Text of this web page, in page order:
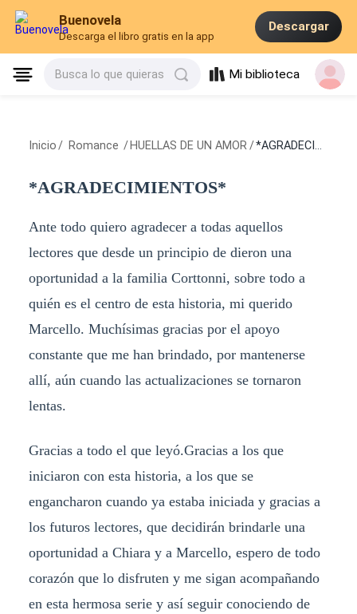
Buenovela
Descarga el libro gratis en la app
Descargar
Busca lo que quieras Mi biblioteca
Inicio / Romance / HUELLAS DE UN AMOR /*AGRADECIMIENTOS*
*AGRADECIMIENTOS*
Ante todo quiero agradecer a todas aquellos
lectores que desde un principio de dieron una
oportunidad a la familia Corttonni, sobre todo a
quién es el centro de esta historia, mi querido
Marcello. Muchísimas gracias por el apoyo
constante que me han brindado, por mantenerse
allí, aún cuando las actualizaciones se tornaron
lentas.
Gracias a todo el que leyó.Gracias a los que
iniciaron con esta historia, a los que se
engancharon cuando ya estaba iniciada y gracias a
los futuros lectores, que decidirán brindarle una
oportunidad a Chiara y a Marcello, espero de todo
corazón que lo disfruten y me sigan acompañando
en esta hermosa serie y así seguir conociendo de